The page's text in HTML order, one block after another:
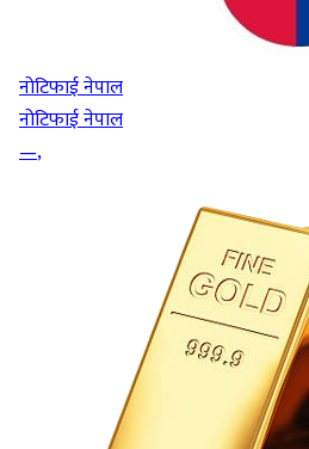
नोटिफाई नेपाल
नोटिफाई नेपाल
—,